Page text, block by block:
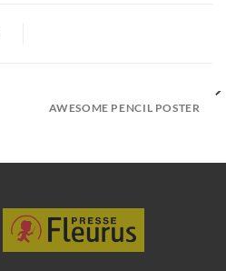
AWESOME PENCIL POSTER